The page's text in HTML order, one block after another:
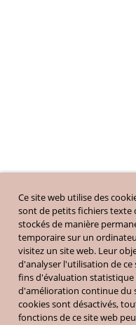
Ce site web utilise des
sont de petits fichiers texte
stockés de manière
temporaire sur un
visitez un site web. Leur
d'analyser l'utilisation de ce
fins d'évaluation statistique
d'amélioration continue du
cookies sont désactivés,
fonctions de ce site web